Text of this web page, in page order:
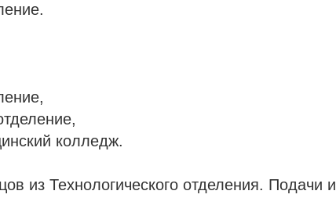
колледж.
из Технологического отделения. Подачи и